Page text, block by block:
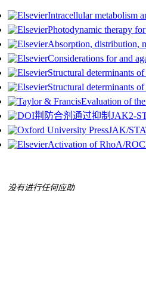
Intracellular metabolism
Photodynamic therapy
Absorption, distribution,
Considerations for and
Structural determinants
Structural determinants
Evaluation of
荆防合剂通过抑制JAK2-
JAK/
Activation of RhoA/
没有进行任何应助